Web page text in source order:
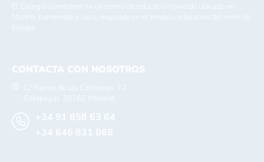
El Colegio Gondomar es un centro de educación privado ubicado en
Madrid, humanista y laico, inspirado en el modelo educativo del norte de
Europa.
CONTACTA CON NOSOTROS
C/ Fuente de las Colmenas, 12
Galapagar, 28260 (Madrid)
+34 91 858 63 64
+34 646 831 868